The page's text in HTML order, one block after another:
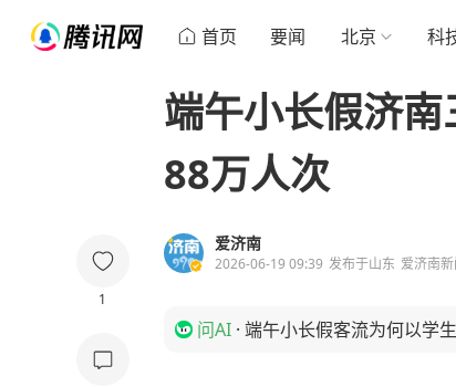
首页 要闻 北京 科
1
端午小长假济
88万人次
爱济南
2026-06-19 09:39 发布于山东 爱济南
问AI · 端午小长假客流为何以学